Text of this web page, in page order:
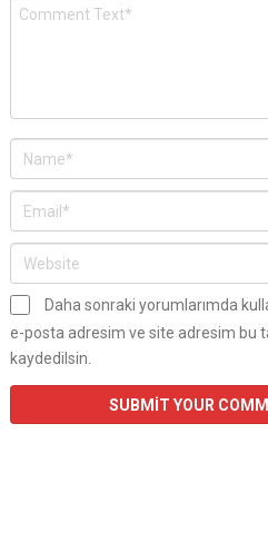
Daha sonraki yorumlarımda
e-posta adresim ve site adresim bu
kaydedilsin.